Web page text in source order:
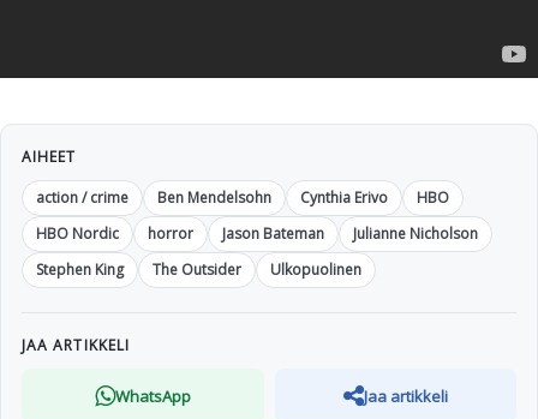
AIHEET
action / crime
Ben Mendelsohn Cynthia Erivo
HBO
HBO Nordic
horror Jason Bateman
Julianne Nicholson
Stephen King
The Outsider Ulkopuolinen
JAA ARTIKKELI
WhatsApp Jaa artikkeli